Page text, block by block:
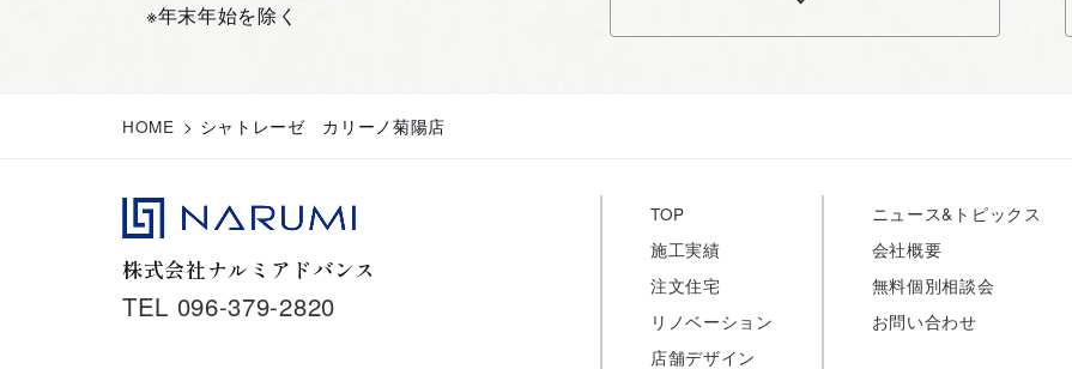
※年末年始を除く
HOME > シャトレーゼ カリーノ菊陽店
株式会社ナルミアドバンス
TEL 096-379-2820
TOP
施工実績
注文住宅
リノベーション
店舗デザイン
ニュース&トピックス
会社概要
無料個別相談会
お問い合わせ